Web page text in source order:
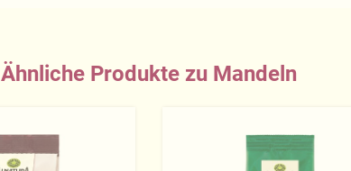
Ähnliche Produkte zu Mandeln